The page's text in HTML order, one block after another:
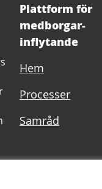
Plattform för
medborgar-
inflytande
Hem
Processer
Samråd